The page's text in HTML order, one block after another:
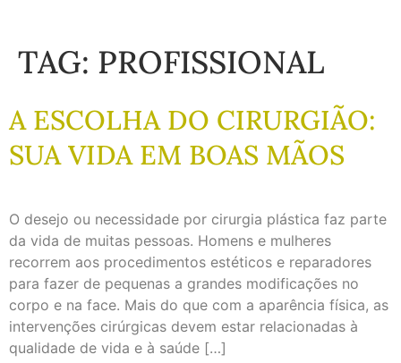
TAG: PROFISSIONAL
A ESCOLHA DO CIRURGIÃO:
SUA VIDA EM BOAS MÃOS
O desejo ou necessidade por cirurgia plástica faz parte
da vida de muitas pessoas. Homens e mulheres
recorrem aos procedimentos estéticos e reparadores
para fazer de pequenas a grandes modificações no
corpo e na face. Mais do que com a aparência física, as
intervenções cirúrgicas devem estar relacionadas à
qualidade de vida e à saúde […]